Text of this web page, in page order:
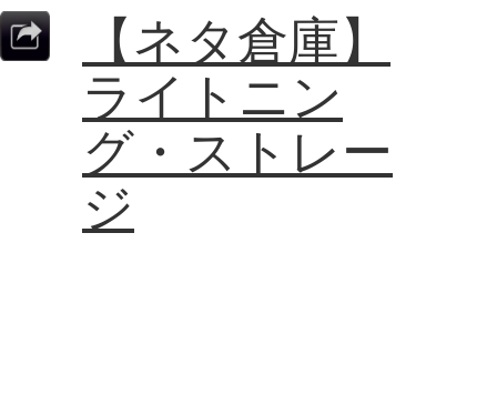
【ネタ倉庫】
ライトニン
グ・ストレー
ジ